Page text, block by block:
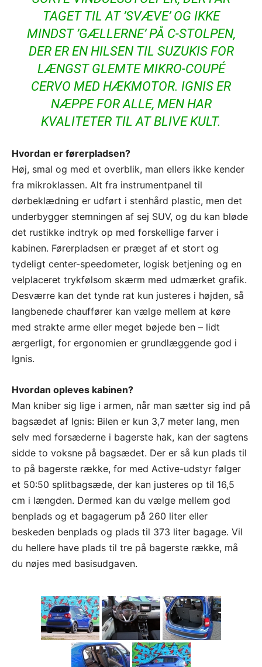
TAGET TIL AT ’SVÆVE’ OG IKKE
MINDST ’GÆLLERNE’ PÅ C-STOLPEN,
DER ER EN HILSEN TIL SUZUKIS FOR
LÆNGST GLEMTE MIKRO-COUPÉ
CERVO MED HÆKMOTOR. IGNIS ER
NÆPPE FOR ALLE, MEN HAR
KVALITETER TIL AT BLIVE KULT.
Hvordan er førerpladsen?
Høj, smal og med et overblik, man ellers ikke kender
fra mikroklassen. Alt fra instrumentpanel til
dørbeklædning er udført i stenhård plastic, men det
underbygger stemningen af sej SUV, og du kan bløde
det rustikke indtryk op med forskellige farver i
kabinen. Førerpladsen er præget af et stort og
tydeligt center-speedometer, logisk betjening og en
velplaceret trykfølsom skærm med udmærket grafik.
Desværre kan det tynde rat kun justeres i højden, så
langbenede chauffører kan vælge mellem at køre
med strakte arme eller meget bøjede ben – lidt
ærgerligt, for ergonomien er grundlæggende god i
Ignis.
Hvordan opleves kabinen?
Man kniber sig lige i armen, når man sætter sig ind på
bagsædet af Ignis: Bilen er kun 3,7 meter lang, men
selv med forsæderne i bagerste hak, kan der sagtens
sidde to voksne på bagsædet. Der er så kun plads til
to på bagerste række, for med Active-udstyr følger
et 50:50 splitbagsæde, der kan justeres op til 16,5
cm i længden. Dermed kan du vælge mellem god
benplads og et bagagerum på 260 liter eller
beskeden benplads og plads til 373 liter bagage. Vil
du hellere have plads til tre på bagerste række, må
du nøjes med basisudgaven.